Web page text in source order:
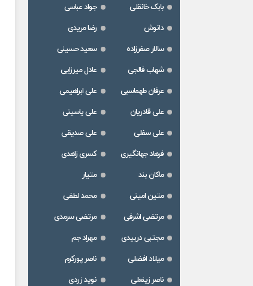
بابک خانقلی
جواد عباسی
دانوش
رضا مریدی
سالار صفرزاده
سعید حسینی
شهاب فالجی
عادل میرزایی
عرفان طهماسبی
علی ابراهیمی
علی قادریان
علی یاسینی
علی سفلی
علی صدیقی
فرهاد جهانگیری
کسری زاهدی
ماکان بند
متیار
متین امینی
محمد لطفی
مرتضی اشرفی
مرتضی سرمدی
مجتبی دربیدی
مهراد جم
میلاد افضلی
ناصر پورکرم
ناصر زینعلی
نوید زردی